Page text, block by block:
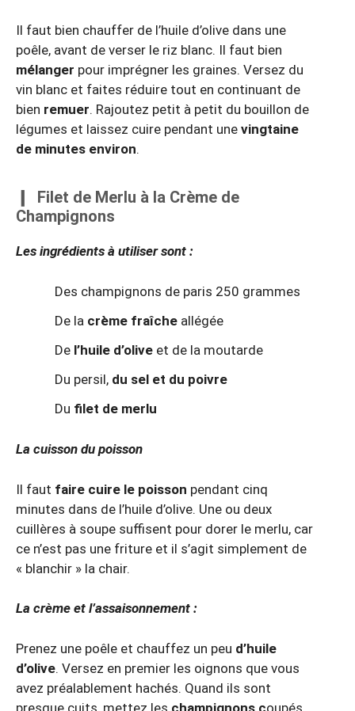
Il faut bien chauffer de l’huile d’olive dans une
poêle, avant de verser le riz blanc. Il faut bien
mélanger pour imprégner les graines. Versez du
vin blanc et faites réduire tout en continuant de
bien remuer. Rajoutez petit à petit du bouillon de
légumes et laissez cuire pendant une vingtaine
de minutes environ.
Filet de Merlu à la Crème de
Champignons
Les ingrédients à utiliser sont :
Des champignons de paris 250 grammes
De la crème fraîche allégée
De l’huile d’olive et de la moutarde
Du persil, du sel et du poivre
Du filet de merlu
La cuisson du poisson
Il faut faire cuire le poisson pendant cinq
minutes dans de l’huile d’olive. Une ou deux
cuillères à soupe suffisent pour dorer le merlu, car
ce n’est pas une friture et il s’agit simplement de
« blanchir » la chair.
La crème et l’assaisonnement :
Prenez une poêle et chauffez un peu d’huile
d’olive. Versez en premier les oignons que vous
avez préalablement hachés. Quand ils sont
presque cuits, mettez les champignons coupés